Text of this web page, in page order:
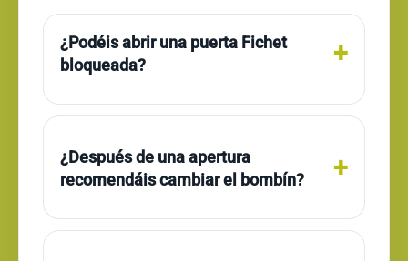
¿Podéis abrir una puerta Fichet
bloqueada?
¿Después de una apertura
recomendáis cambiar el bombín?